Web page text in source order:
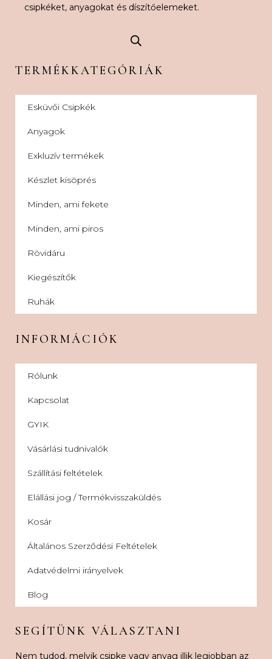
csipkéket, anyagokat és díszítőelemeket.
TERMÉKKATEGÓRIÁK
Esküvői Csipkék
Anyagok
Exkluzív termékek
Készlet kisöprés
Minden, ami fekete
Minden, ami piros
Rövidáru
Kiegészítők
Ruhák
INFORMÁCIÓK
Rólunk
Kapcsolat
GYIK
Vásárlási tudnivalók
Szállítási feltételek
Elállási jog / Termékvisszaküldés
Kosár
Általános Szerződési Feltételek
Adatvédelmi irányelvek
Blog
SEGÍTÜNK VÁLASZTANI
Nem tudod, melyik csipke vagy anyag illik legjobban az